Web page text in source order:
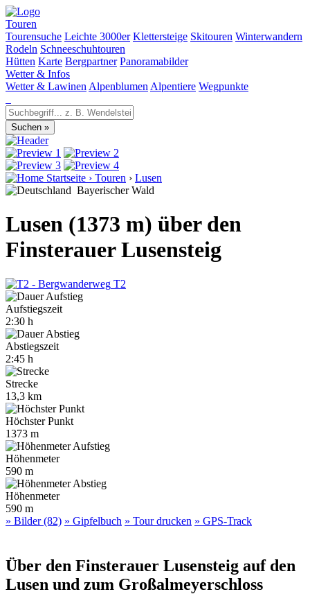
Touren
Tourensuche Leichte 3000er Klettersteige Skitouren Winterwandern
Rodeln Schneeschuhtouren
Hütten Karte Bergpartner Panoramabilder
Wetter & Infos
Wetter & Lawinen Alpenblumen Alpentiere Wegpunkte
Startseite › Touren › Lusen
Bayerischer Wald
Lusen (1373 m) über den
Finsterauer Lusensteig
T2
Aufstiegszeit
2:30 h
Abstiegszeit
2:45 h
Strecke
13,3 km
Höchster Punkt
1373 m
Höhenmeter
590 m
Höhenmeter
590 m
» Bilder (82) » Gipfelbuch » Tour drucken » GPS-Track
Über den Finsterauer Lusensteig auf den
Lusen und zum Großalmeyerschloss